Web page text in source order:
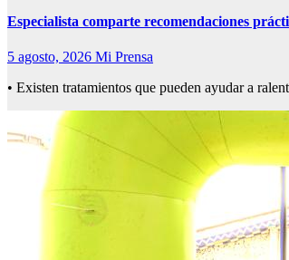
Especialista comparte recomendaciones
5 agosto, 2026 Mi Prensa
• Existen tratamientos que pueden ayudar a